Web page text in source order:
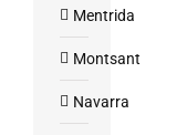
Mentrida
Montsant
Navarra